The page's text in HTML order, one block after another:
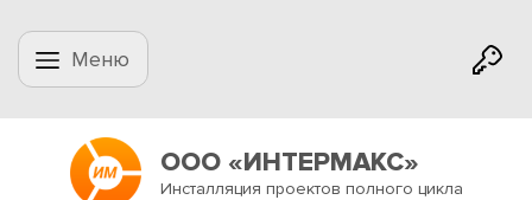
Меню
ООО «ИНТЕРМАКС»
Инсталляция проектов полного цикла